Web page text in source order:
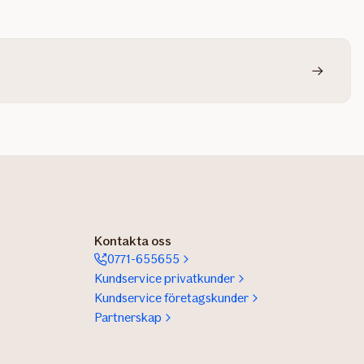
Kontakta oss
0771-655655
Kundservice privatkunder
Kundservice företagskunder
Partnerskap